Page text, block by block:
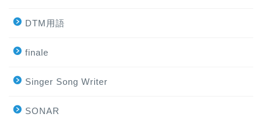
DTM用語
finale
Singer Song Writer
SONAR